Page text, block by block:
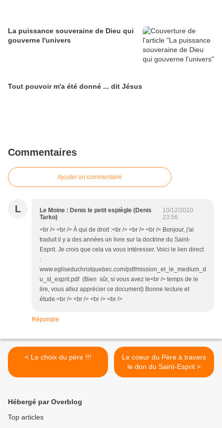
La puissance souveraine de Dieu qui
gouverne l'univers
Tout pouvoir m'a été donné ... dit Jésus
Commentaires
Ajouter un commentaire
L
Le Moine : Denis le petit espiègle (Denis
Tarko)
10/12/2010
23:56
<br /> <br /> À qui de droit :<br /> <br /> <br /> Bonjour, j'ai
traduit il y a des années un livre sur la doctrine du Saint-
Esprit. Je crois que cela va vous intéresser. Voici le lien direct
:
www.egliseduchristquebec.com/pdf/mission_et_le_medium_d
u_st_esprit.pdf (Bien sûr, si vous avez le<br /> temps de le
lire, vous allez apprécier ce document) Bonne lecture et
étude.<br /> <br /> <br /> <br />
Répondre
< Le choix du père !!!
Le coeur du Père à travers
le don du Saint-Esprit >
Hébergé par Overblog
Top articles